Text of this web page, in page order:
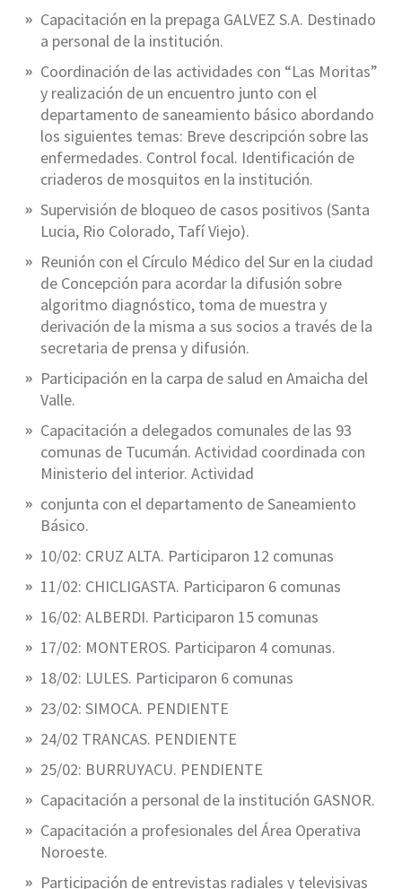
Capacitación en la prepaga GALVEZ S.A. Destinado
a personal de la institución.
Coordinación de las actividades con “Las Moritas”
y realización de un encuentro junto con el
departamento de saneamiento básico abordando
los siguientes temas: Breve descripción sobre las
enfermedades. Control focal. Identificación de
criaderos de mosquitos en la institución.
Supervisión de bloqueo de casos positivos (Santa
Lucia, Rio Colorado, Tafí Viejo).
Reunión con el Círculo Médico del Sur en la ciudad
de Concepción para acordar la difusión sobre
algoritmo diagnóstico, toma de muestra y
derivación de la misma a sus socios a través de la
secretaria de prensa y difusión.
Participación en la carpa de salud en Amaicha del
Valle.
Capacitación a delegados comunales de las 93
comunas de Tucumán. Actividad coordinada con
Ministerio del interior. Actividad
conjunta con el departamento de Saneamiento
Básico.
10/02: CRUZ ALTA. Participaron 12 comunas
11/02: CHICLIGASTA. Participaron 6 comunas
16/02: ALBERDI. Participaron 15 comunas
17/02: MONTEROS. Participaron 4 comunas.
18/02: LULES. Participaron 6 comunas
23/02: SIMOCA. PENDIENTE
24/02 TRANCAS. PENDIENTE
25/02: BURRUYACU. PENDIENTE
Capacitación a personal de la institución GASNOR.
Capacitación a profesionales del Área Operativa
Noroeste.
Participación de entrevistas radiales y televisivas